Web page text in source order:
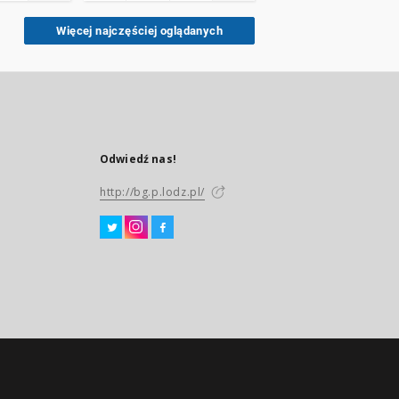
Więcej najczęściej oglądanych
Odwiedź nas!
http://bg.p.lodz.pl/